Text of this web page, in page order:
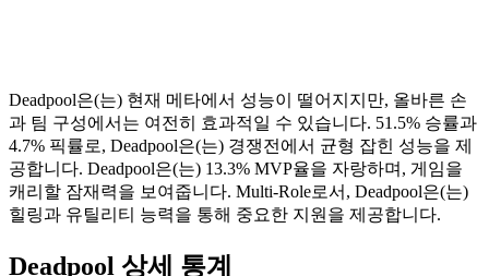
Deadpool은(는) 현재 메타에서 성능이 떨어지지만, 올바른 손
과 팀 구성에서는 여전히 효과적일 수 있습니다. 51.5% 승률과
4.7% 픽률로, Deadpool은(는) 경쟁전에서 균형 잡힌 성능을 제
공합니다. Deadpool은(는) 13.3% MVP율을 자랑하며, 게임을
캐리할 잠재력을 보여줍니다. Multi-Role로서, Deadpool은(는)
힐링과 유틸리티 능력을 통해 중요한 지원을 제공합니다.
Deadpool 상세 통계